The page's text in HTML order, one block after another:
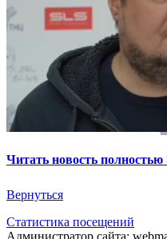
Читать новость полностью
Вернуться
Статистика посещений